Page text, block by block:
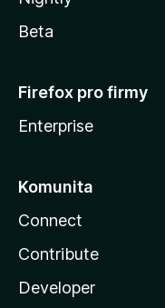
Beta
Firefox pro firmy
Enterprise
Komunita
Connect
Contribute
Developer